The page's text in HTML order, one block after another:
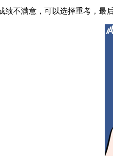
绩不满意，可以选择重考，最